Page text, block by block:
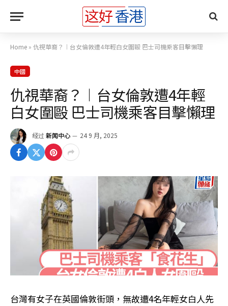
Home » 仇視華裔？︱台女倫敦遭4年輕白女圍毆 巴士司機乘客目擊懶理
中國
仇視華裔？︱台女倫敦遭4年輕
白女圍毆 巴士司機乘客目擊懶理
经过 新闻中心 24 9 月, 2025
台灣有女子在英國倫敦街頭，無故遭4名年輕女白人先